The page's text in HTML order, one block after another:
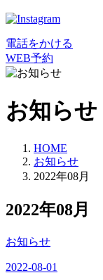
電話をかける
WEB予約
お知らせ
HOME
お知らせ
2022年08月
2022年08月
お知らせ
2022-08-01